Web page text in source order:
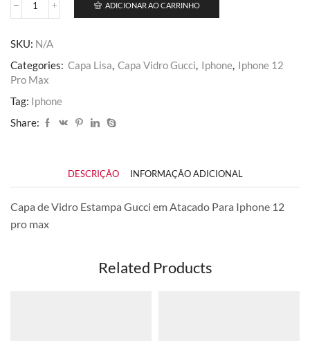
iPhone
Max
quantidade
ADICIONAR AO CARRINHO
SKU: N/A
Categories: Capa Lisa, Capa Vidro Gucci, Iphone, Iphone 12
Pro Max
Tag: Iphone
Share:
DESCRIÇÃO INFORMAÇÃO ADICIONAL
Capa de Vidro Estampa Gucci em Atacado Para Iphone 12
pro max
Related Products